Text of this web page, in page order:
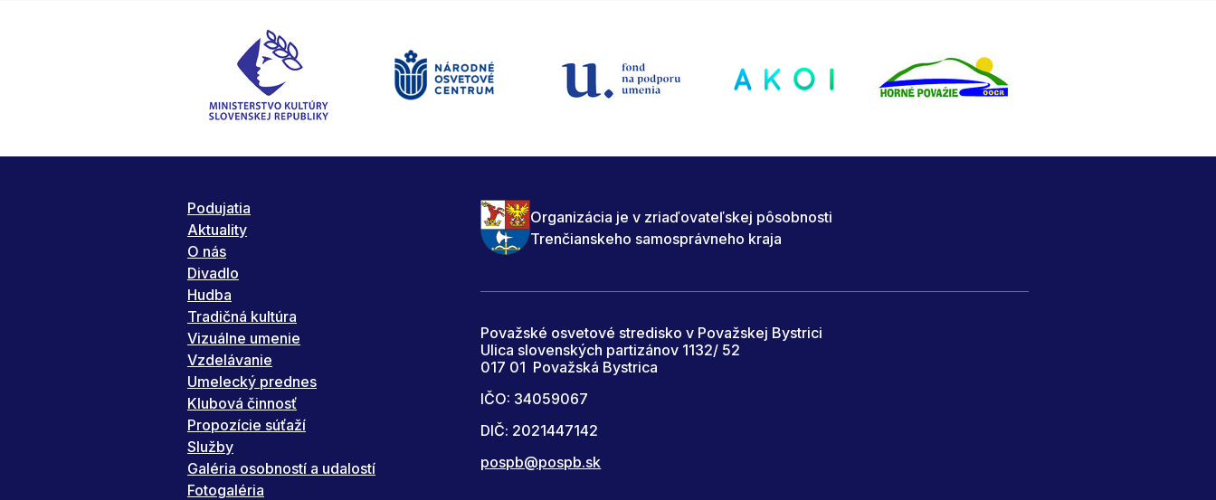
Podujatia
Aktuality
O nás
Divadlo
Hudba
Tradičná kultúra
Vizuálne umenie
Vzdelávanie
Umelecký prednes
Klubová činnosť
Propozície súťaží
Služby
Galéria osobností a udalostí
Fotogaléria
Organizácia je v zriaďovateľskej pôsobnosti
Trenčianskeho samosprávneho kraja
Považské osvetové stredisko v Považskej Bystrici
Ulica slovenských partizánov 1132/ 52
017 01 Považská Bystrica
IČO: 34059067
DIČ: 2021447142
pospb@pospb.sk